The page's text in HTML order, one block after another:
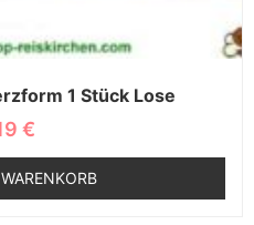
1 Stück Lose
€